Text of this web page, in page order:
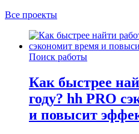
Все проекты
Поиск работы
Как быстрее
году? hh PRO
и повысит